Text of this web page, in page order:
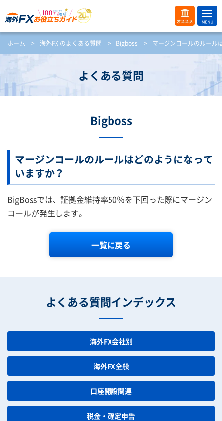
オス
スメ
ME
NU
開
ホーム > 海外FX のよくある質問 > Bigboss > マージンコールのルール
よくある質問
Bigboss
マージンコールのルールはどのようになって
いますか？
BigBossでは、証拠金維持率50％を下回った際にマージン
コールが発生します。
一覧に戻る
よくある質問インデックス
海外FX会社別
海外FX全般
口座開設関連
税金・確定申告